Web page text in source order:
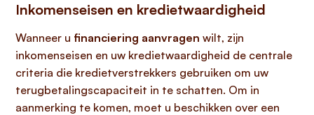
Inkomenseisen en kredietwaardigheid
Wanneer u financiering aanvragen wilt, zijn
inkomenseisen en uw kredietwaardigheid de centrale
criteria die kredietverstrekkers gebruiken om uw
terugbetalingscapaciteit in te schatten. Om in
aanmerking te komen, moet u beschikken over een